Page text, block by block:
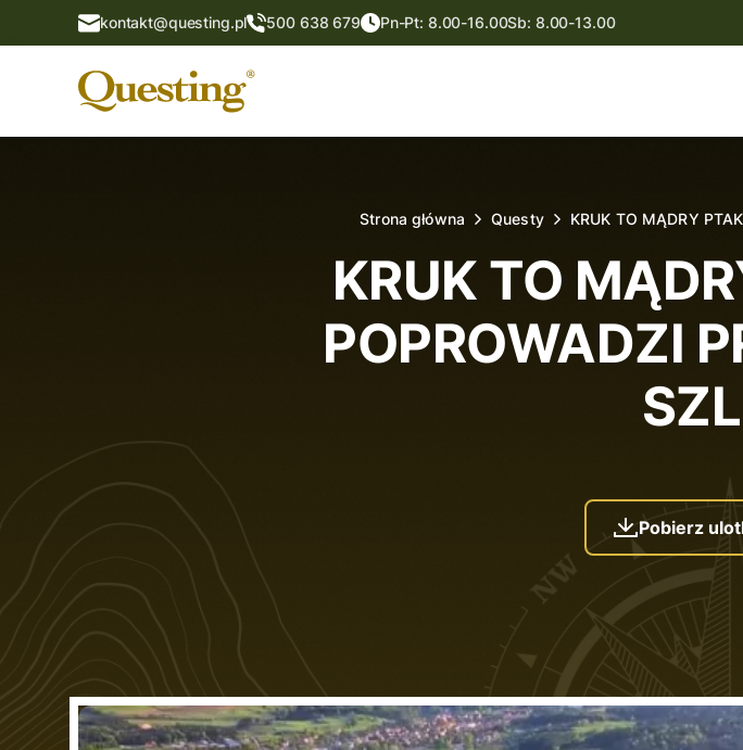
kontakt@questing.pl 500 638 679 Pn-Pt: 8.00-16.00Sb: 8.00-13.00
O
Strona główna Questy KRUK TO MĄDRY
KRUK TO
POPROWADZI
Pobierz